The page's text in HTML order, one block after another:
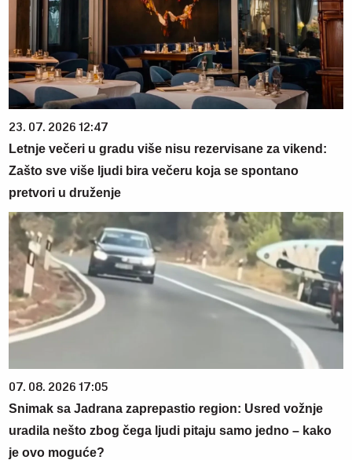
23. 07. 2026 12:47
Letnje večeri u gradu više nisu rezervisane za vikend:
Zašto sve više ljudi bira večeru koja se spontano
pretvori u druženje
07. 08. 2026 17:05
Snimak sa Jadrana zaprepastio region: Usred vožnje
uradila nešto zbog čega ljudi pitaju samo jedno – kako
je ovo moguće?